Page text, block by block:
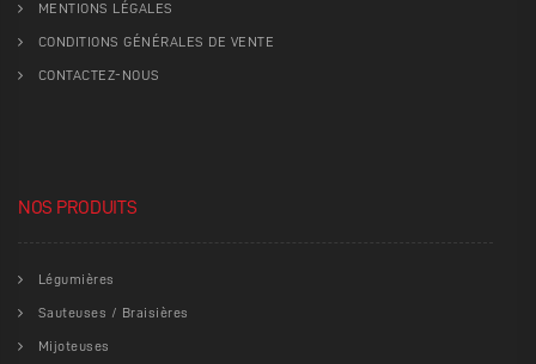
MENTIONS LÉGALES
CONDITIONS GÉNÉRALES DE VENTE
CONTACTEZ-NOUS
NOS PRODUITS
Légumières
Sauteuses / Braisières
Mijoteuses